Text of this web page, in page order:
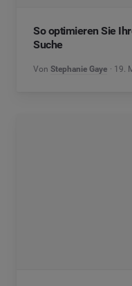
So optimieren Sie
Suche
Von Stephanie Gaye 19.